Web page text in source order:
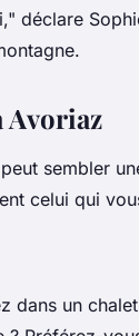
déclare
Avoriaz
sembler
celui qui
dans un